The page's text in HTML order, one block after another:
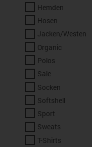
Hemden
Hosen
Jacken/Westen
Organic
Polos
Sale
Socken
Softshell
Sport
Sweats
T-Shirts